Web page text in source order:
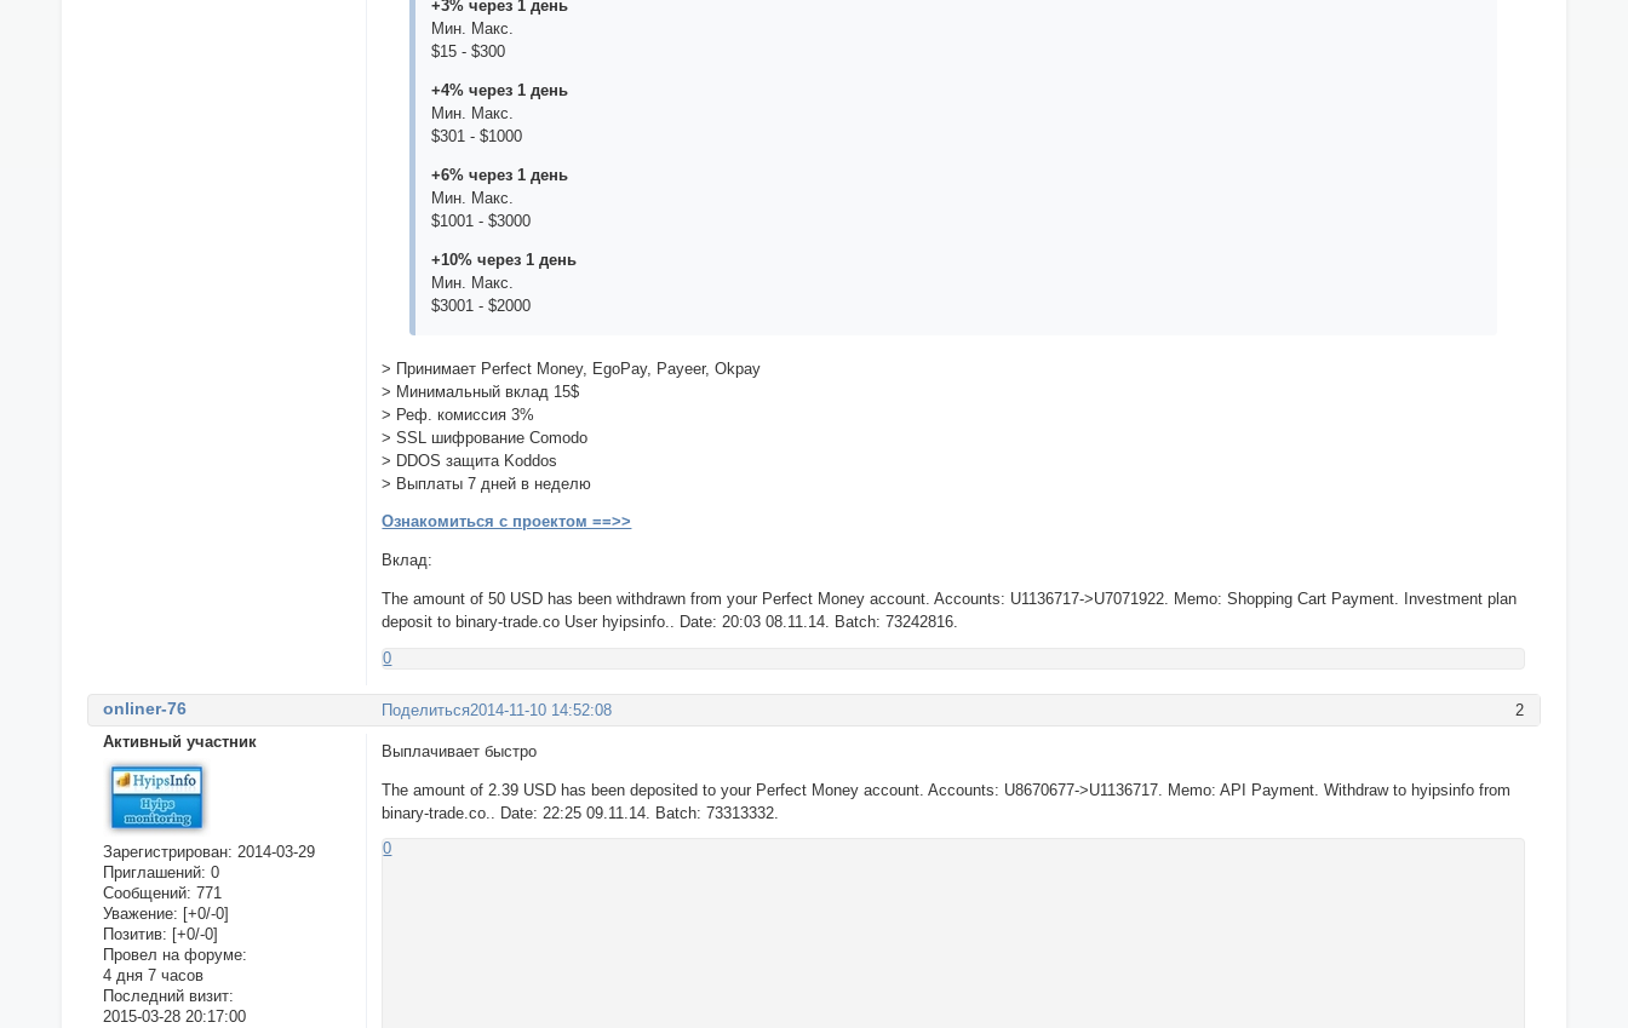
+3% через 1 день
Мин. Макс.
$15 - $300
+4% через 1 день
Мин. Макс.
$301 - $1000
+6% через 1 день
Мин. Макс.
$1001 - $3000
+10% через 1 день
Мин. Макс.
$3001 - $2000
> Принимает Perfect Money, EgoPay, Payeer, Okpay
> Минимальный вклад 15$
> Реф. комиссия 3%
> SSL шифрование Comodo
> DDOS защита Koddos
> Выплаты 7 дней в неделю
Ознакомиться с проектом ==>>
Вклад:
The amount of 50 USD has been withdrawn from your Perfect Money account. Accounts: U1136717->U7071922. Memo: Shopping Cart Payment. Investment plan
deposit to binary-trade.co User hyipsinfo.. Date: 20:03 08.11.14. Batch: 73242816.
0
Поделиться 2
2014-11-10 14:52:08
onliner-76
Активный участник
Зарегистрирован: 2014-03-29
Приглашений: 0
Сообщений: 771
Уважение: [+0/-0]
Позитив: [+0/-0]
Провел на форуме:
4 дня 7 часов
Последний визит:
2015-03-28 20:17:00
Выплачивает быстро
The amount of 2.39 USD has been deposited to your Perfect Money account. Accounts: U8670677->U1136717. Memo: API Payment. Withdraw to hyipsinfo from
binary-trade.co.. Date: 22:25 09.11.14. Batch: 73313332.
0